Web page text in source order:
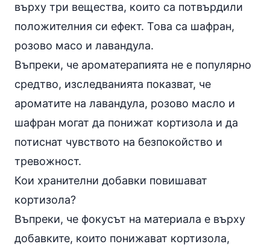
върху три вещества, които са потвърдили
положителния си ефект. Това са шафран,
розово масо и лавандула.
Въпреки, че ароматерапията не е популярно
средтво, изследванията показват, че
ароматите на лавандула, розово масло и
шафран могат да понижат кортизола и да
потиснат чувството на безпокойство и
тревожност.
Кои хранителни добавки повишават
кортизола?
Въпреки, че фокусът на материала е върху
добавките, които понижават кортизола,